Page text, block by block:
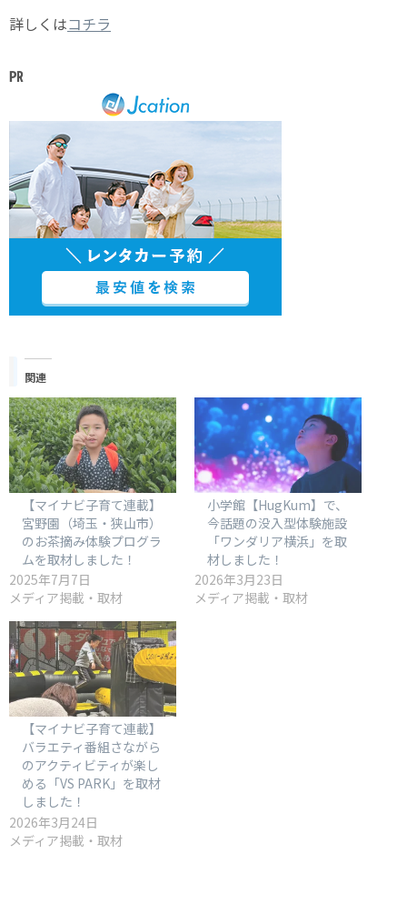
詳しくはコチラ
㏚
関連
【マイナビ子育て連載】
宮野園（埼玉・狭山市）
のお茶摘み体験プログラ
ムを取材しました！
2025年7月7日
メディア掲載・取材
小学館【HugKum】で、
今話題の没入型体験施設
「ワンダリア横浜」を取
材しました！
2026年3月23日
メディア掲載・取材
【マイナビ子育て連載】
バラエティ番組さながら
のアクティビティが楽し
める「VS PARK」を取材
しました！
2026年3月24日
メディア掲載・取材